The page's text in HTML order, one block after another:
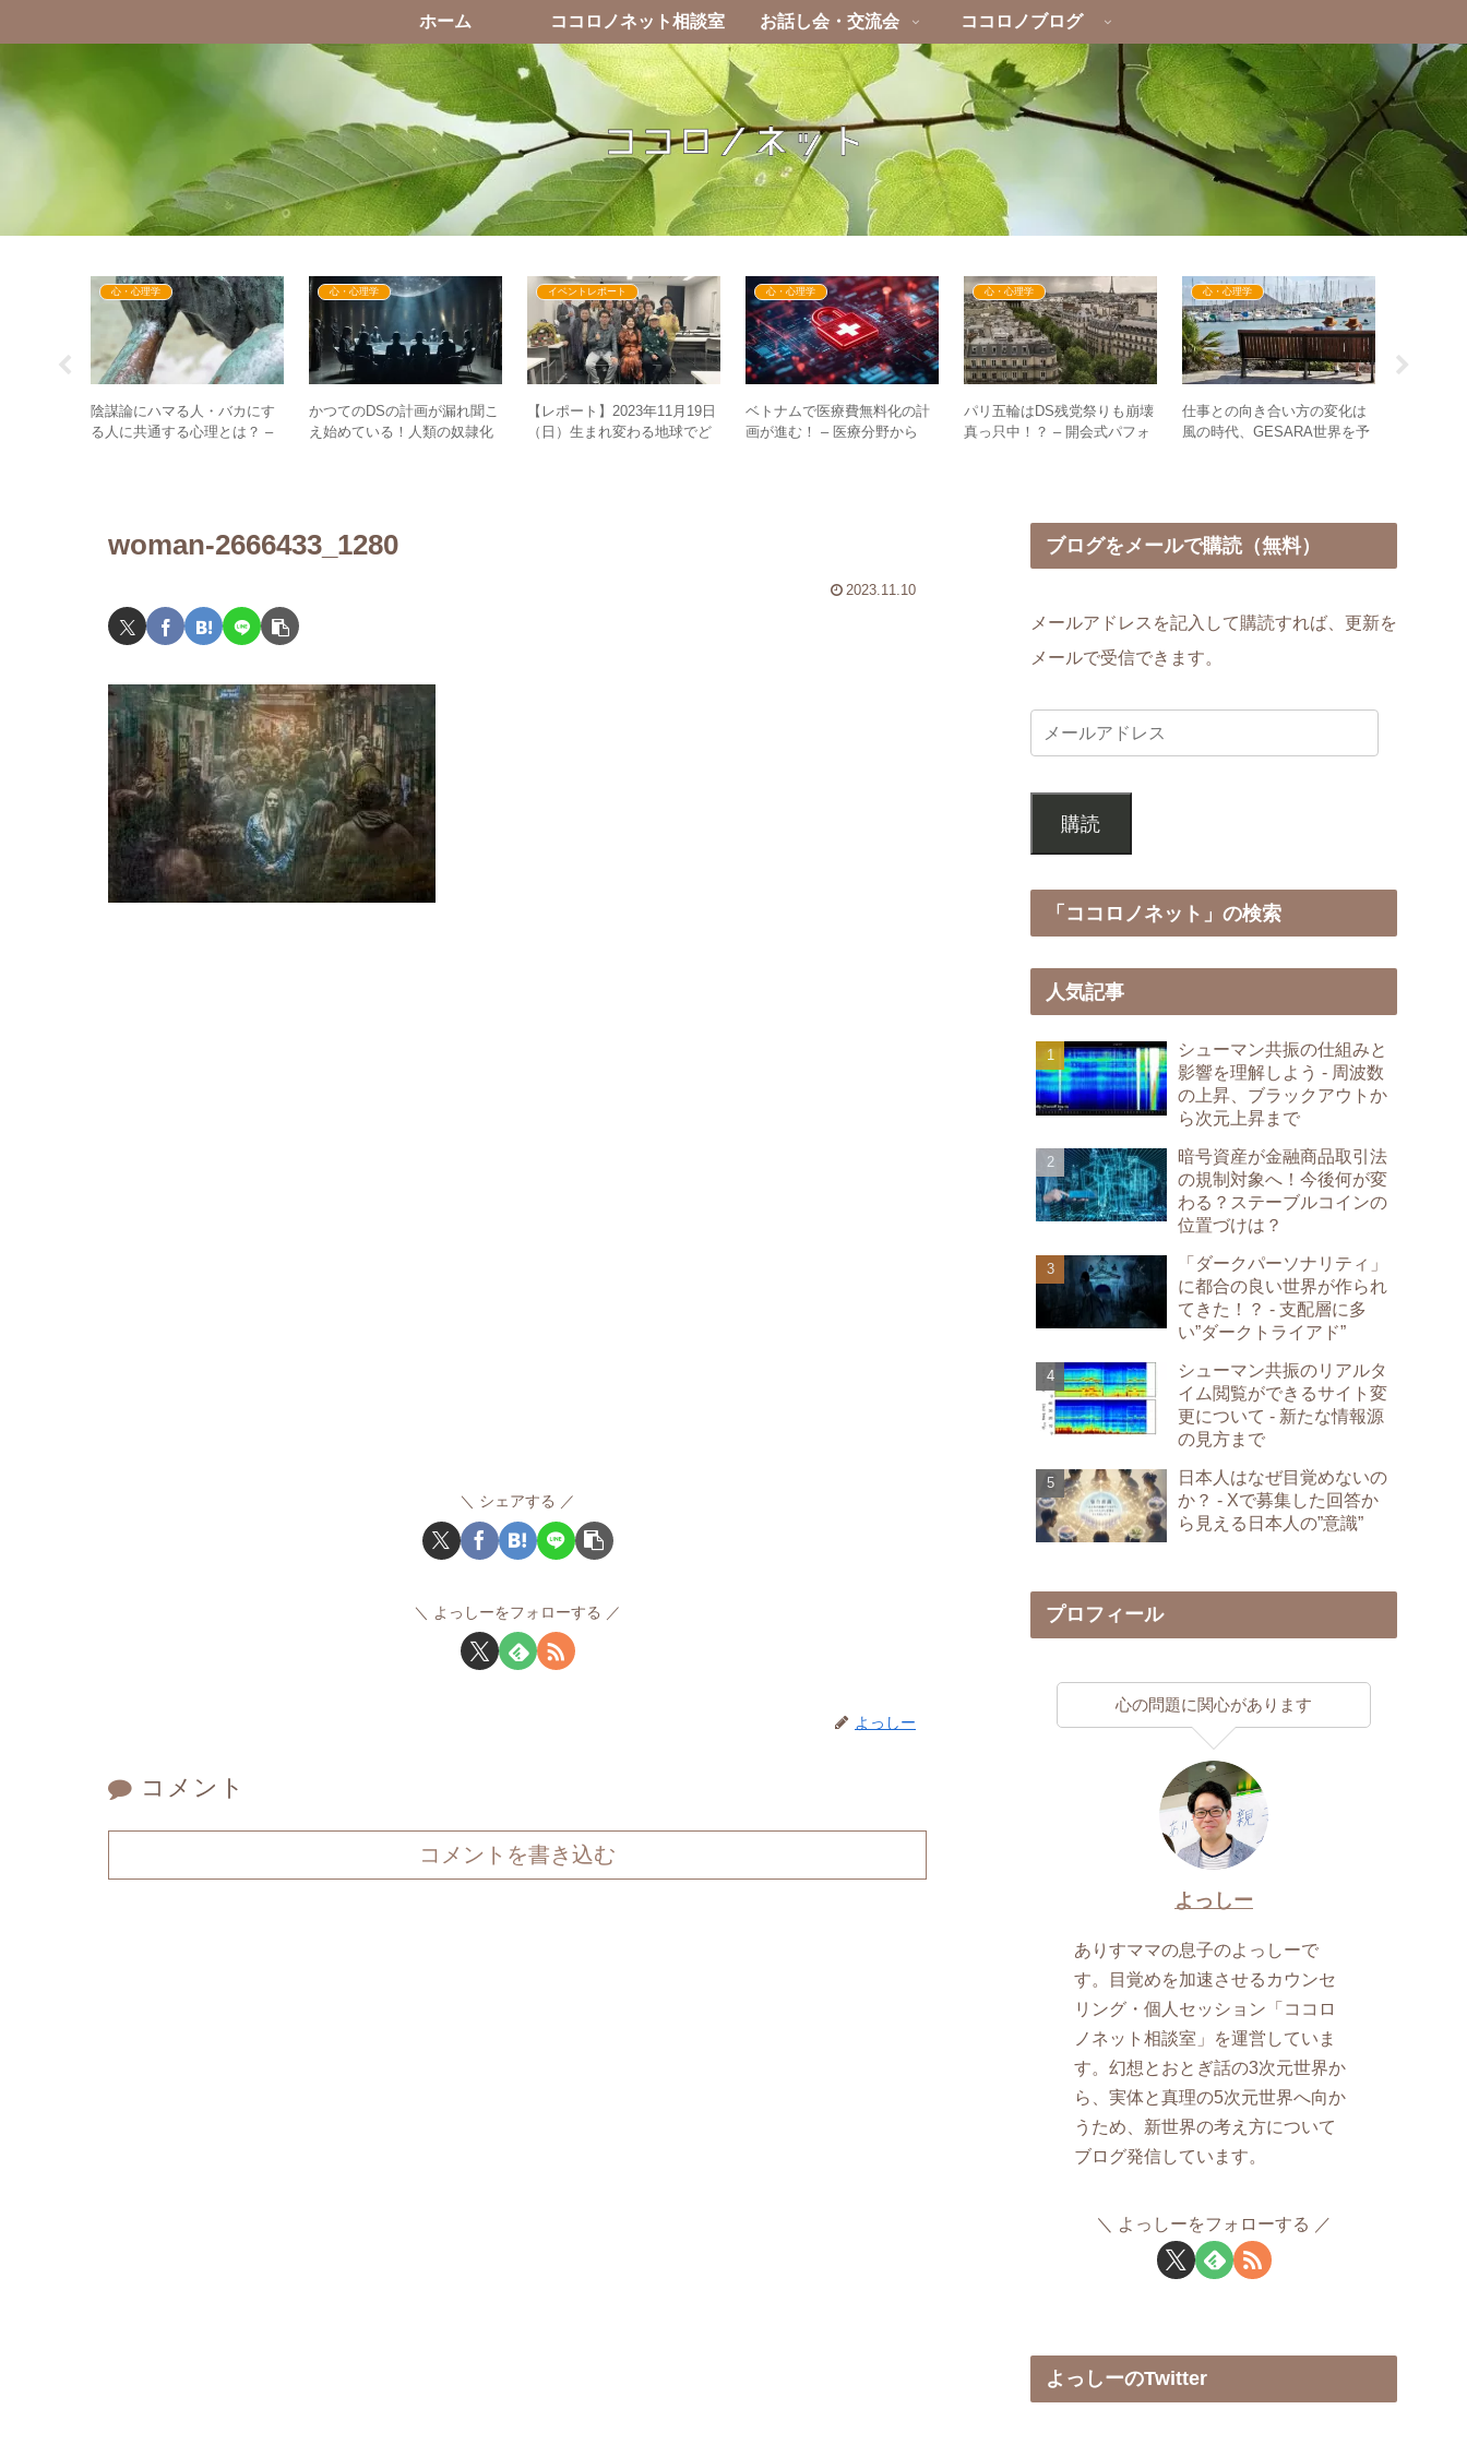
ホーム ココロノネット相談室 お話し会・交流会 ココロノブログ
心・心理学
陰謀論にハマる人・バカにす
る人に共通する心理とは？ –
心・心理学
かつてのDSの計画が漏れ聞こ
え始めている！人類の奴隷化
イベントレポート
【レポート】2023年11月19日
（日）生まれ変わる地球でど
心・心理学
ベトナムで医療費無料化の計
画が進む！ – 医療分野から
心・心理学
パリ五輪はDS残党祭りも崩壊
真っ只中！？ – 開会式パフォ
心・心理学
仕事との向き合い方の変化は
風の時代、GESARA世界を予
woman-2666433_1280
2023.11.10
シェアする
よっしーをフォローする
よっしー
コメント
コメントを書き込む
ブログをメールで購読（無料）
メールアドレスを記入して購読すれば、更新を
メールで受信できます。
購読
「ココロノネット」の検索
人気記事
シューマン共振の仕組みと
影響を理解しよう - 周波数
の上昇、ブラックアウトか
ら次元上昇まで
暗号資産が金融商品取引法
の規制対象へ！今後何が変
わる？ステーブルコインの
位置づけは？
「ダークパーソナリティ」
に都合の良い世界が作られ
てきた！？ - 支配層に多
い”ダークトライアド”
シューマン共振のリアルタ
イム閲覧ができるサイト変
更について - 新たな情報源
の見方まで
日本人はなぜ目覚めないの
か？ - Xで募集した回答か
ら見える日本人の”意識”
プロフィール
心の問題に関心があります
よっしー
ありすママの息子のよっしーで
す。目覚めを加速させるカウンセ
リング・個人セッション「ココロ
ノネット相談室」を運営していま
す。幻想とおとぎ話の3次元世界か
ら、実体と真理の5次元世界へ向か
うため、新世界の考え方について
ブログ発信しています。
よっしーをフォローする
よっしーのTwitter